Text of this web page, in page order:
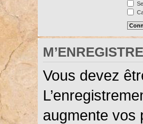
Vous devez
augmente vos